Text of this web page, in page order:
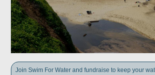
Join Swim For Water and fundraise to keep your